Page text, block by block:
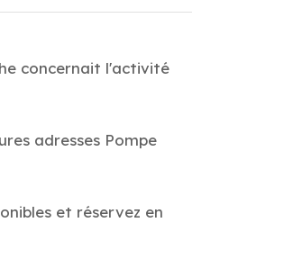
concernait l'activité
adresses Pompe
et réservez en